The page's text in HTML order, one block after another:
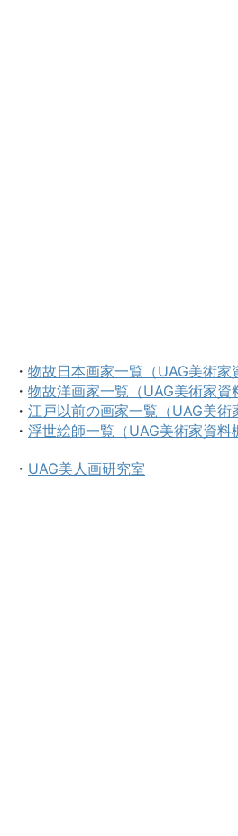
・ 物故日本画家一覧（UAG美術家
・ 物故洋画家一覧（UAG美術家資
・ 江戸以前の画家一覧（UAG美術
・ 浮世絵師一覧（UAG美術家資料
・ UAG美人画研究室